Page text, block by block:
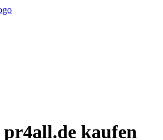
pr4all.de kaufen